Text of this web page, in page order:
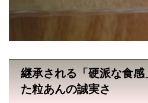
継承される「硬派な食感
た粒あんの誠実さ